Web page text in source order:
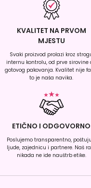
KVALITET NA PRVOM
MJESTU
Svaki proizvod prolazi kroz
internu kontrolu, od prve sirovine
gotovog pakovanja. Kvalitet nije
to je naša navika.
ETIČNO I ODGOVORNO
Poslujemo transparentno,
ljude, zajednicu i partnere. Naš
nikada ne ide nauštrb etike.